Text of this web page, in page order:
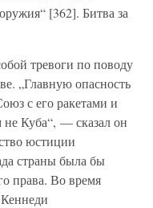
[362]. Битва за
тревоги по поводу
„Главную опасность
с его ракетами и
не Куба“, — сказал он
юстиции
страны была бы
права. Во время